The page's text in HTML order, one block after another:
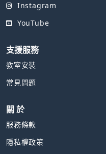
Instagram
YouTube
支援服務
教室安裝
常見問題
關 於
服務條款
隱私權政策